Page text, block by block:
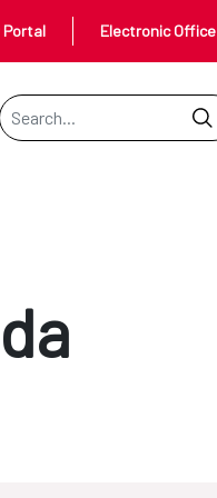
Portal Electronic Office
Bar